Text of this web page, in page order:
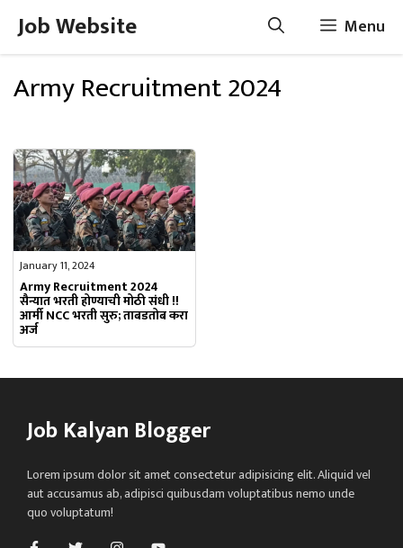
content
Job Website Menu
Army Recruitment 2024
January 11, 2024
Army Recruitment 2024
सैन्यात भरती होण्याची मोठी संधी !!
आर्मी NCC भरती सुरु; ताबडतोब करा
अर्ज
Job Kalyan Blogger
Lorem ipsum dolor sit amet consectetur adipisicing elit. Aliquid vel
aut accusamus ab, adipisci quibusdam voluptatibus nemo unde
quo voluptatum!